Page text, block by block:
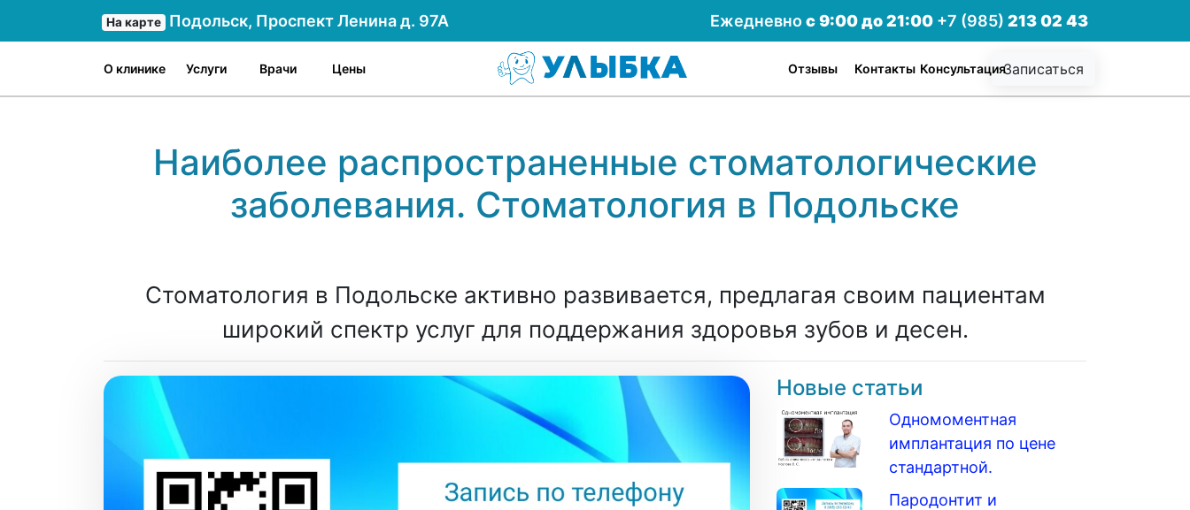
На карте Подольск, Проспект Ленина д. 97А Ежедневнос 9:00 до 21:00 +7 (985)213 02 43
О клинике Услуги Врачи Цены Записаться
Консультация
Контакты
Отзывы
Наиболее распространенные стоматологические
заболевания. Стоматология в Подольске
Стоматология в Подольске активно развивается, предлагая своим пациентам
широкий спектр услуг для поддержания здоровья зубов и десен.
Новые статьи
Одномоментная
имплантация по цене
стандартной.
Пародонтит и